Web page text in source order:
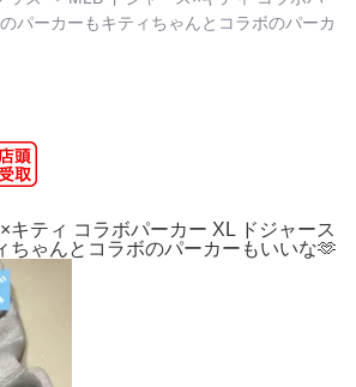
パーカーもキティちゃんとコラボのパーカ